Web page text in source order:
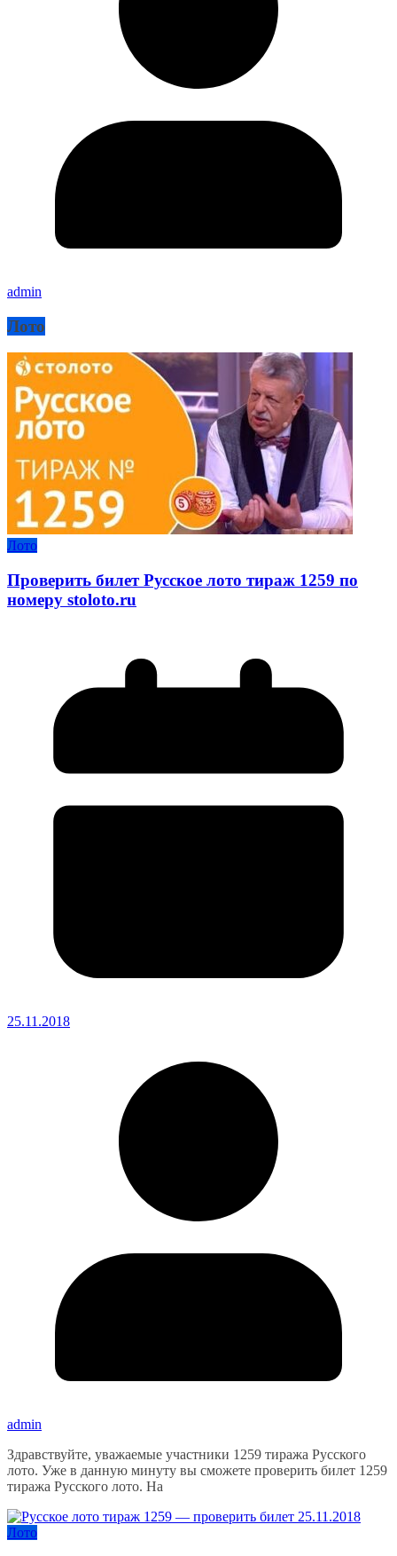
admin
Лото
Лото
Проверить билет Русское лото тираж 1259 по
номеру stoloto.ru
25.11.2018
admin
Здравствуйте, уважаемые участники 1259 тиража Русского
лото. Уже в данную минуту вы сможете проверить билет 1259
тиража Русского лото. На
Лото